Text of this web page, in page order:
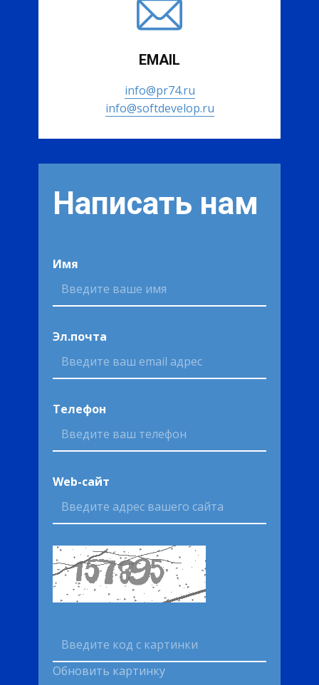
EMAIL
info@pr74.ru
info@softdevelop.ru
Написать нам
Имя
Эл.почта
Телефон
Web-сайт
Обновить картинку